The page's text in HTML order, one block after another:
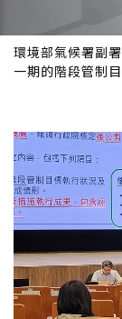
環境部氣候署副
一期的階段管制